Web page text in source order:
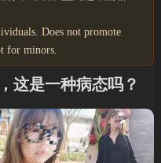
Does not promote
for minors.
这是一种病态吗？